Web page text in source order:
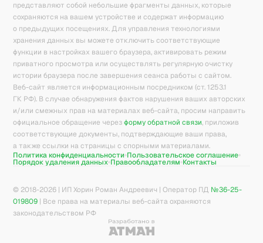
представляют собой небольшие фрагменты данных, которые
сохраняются на вашем устройстве и содержат информацию
о предыдущих посещениях. Для управления технологиями
хранения данных вы можете отключить соответствующие
функции в настройках вашего браузера, активировать режим
приватного просмотра или осуществлять регулярную очистку
истории браузера после завершения сеанса работы с сайтом.
Веб-сайт является информационным посредником (ст. 1253.1
ГК РФ). В случае обнаружения фактов нарушения ваших авторских
и/или смежных прав на материалах веб-сайта, просим направить
официальное обращение через форму обратной связи, приложив
соответствующие документы, подтверждающие ваши права,
а также ссылки на страницы с спорными материалами.
Политика конфиденциальности Пользовательское соглашение
Порядок удаления данных Правообладателям Контакты
© 2018-2026 | ИП Хорин Роман Андреевич | Оператор ПД №36-25-
019809 | Все права на материалы веб-сайта охраняются
законодательством РФ